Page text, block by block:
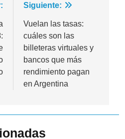
Siguiente:
Vuelan las tasas:
cuáles son las
billeteras virtuales y
bancos que más
rendimiento pagan
en Argentina